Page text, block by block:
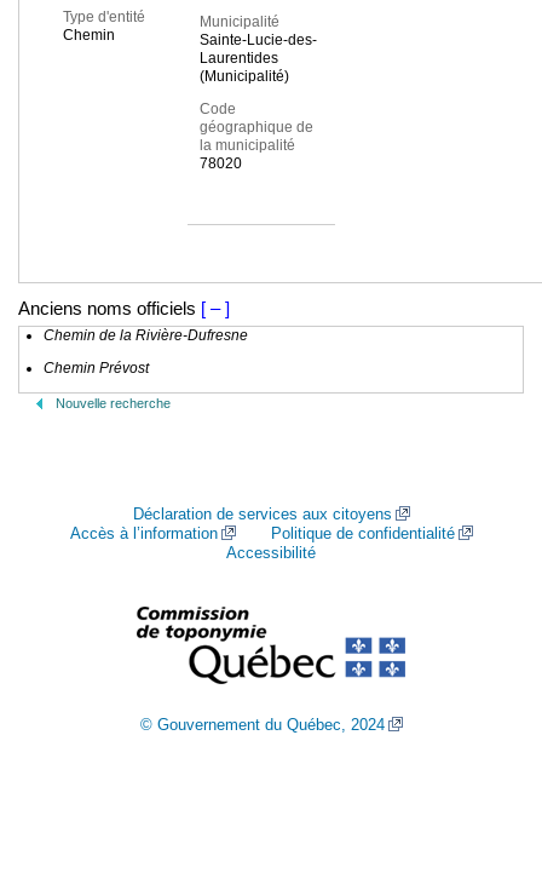
Type d'entité
Chemin
Municipalité
Sainte-Lucie-des-
Laurentides
(Municipalité)
Code
géographique de
la municipalité
78020
Anciens noms officiels [ – ]
Chemin de la Rivière-Dufresne
Chemin Prévost
Nouvelle recherche
Déclaration de services aux citoyens
Accès à l’information
Politique de confidentialité
Accessibilité
© Gouvernement du Québec, 2024